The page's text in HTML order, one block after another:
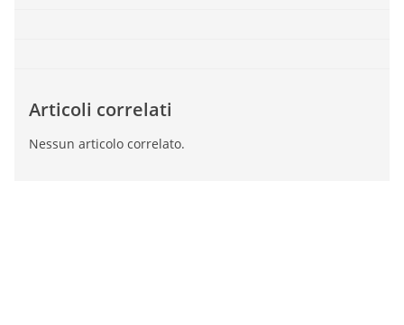
Articoli correlati
Nessun articolo correlato.